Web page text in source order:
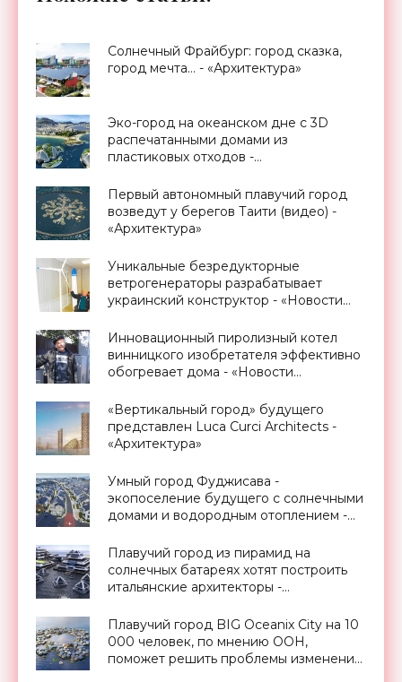
Солнечный Фрайбург: город сказка,
город мечта… - «Архитектура»
Эко-город на океанском дне с 3D
распечатанными домами из
пластиковых отходов -
«Архитектура»
Первый автономный плавучий город
возведут у берегов Таити (видео) -
«Архитектура»
Уникальные безредукторные
ветрогенераторы разрабатывает
украинский конструктор - «Новости
Инновационный пиролизный котел
винницкого изобретателя эффективно
обогревает дома - «Новости
«Вертикальный город» будущего
представлен Luca Curci Architects -
«Архитектура»
Умный город Фуджисава -
экопоселение будущего с солнечными
домами и водородным отоплением -
Плавучий город из пирамид на
солнечных батареях хотят построить
итальянские архитекторы -
Плавучий город BIG Oceanix City на 10
000 человек, по мнению ООН,
поможет решить проблемы изменения